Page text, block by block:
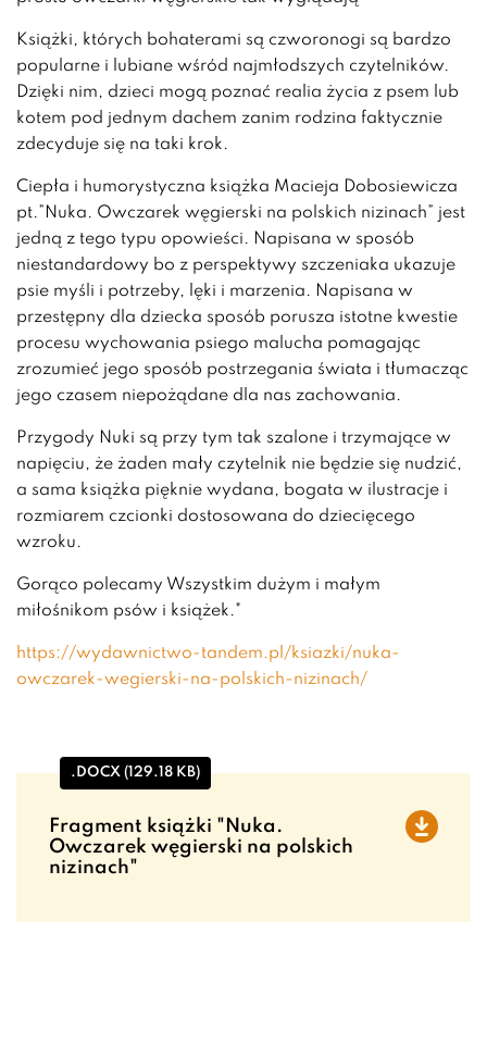
Książki, których bohaterami są czworonogi są bardzo
popularne i lubiane wśród najmłodszych czytelników.
Dzięki nim, dzieci mogą poznać realia życia z psem lub
kotem pod jednym dachem zanim rodzina faktycznie
zdecyduje się na taki krok.
Ciepła i humorystyczna książka Macieja Dobosiewicza
pt.”Nuka. Owczarek węgierski na polskich nizinach” jest
jedną z tego typu opowieści. Napisana w sposób
niestandardowy bo z perspektywy szczeniaka ukazuje
psie myśli i potrzeby, lęki i marzenia. Napisana w
przestępny dla dziecka sposób porusza istotne kwestie
procesu wychowania psiego malucha pomagając
zrozumieć jego sposób postrzegania świata i tłumacząc
jego czasem niepożądane dla nas zachowania.
Przygody Nuki są przy tym tak szalone i trzymające w
napięciu, że żaden mały czytelnik nie będzie się nudzić,
a sama książka pięknie wydana, bogata w ilustracje i
rozmiarem czcionki dostosowana do dziecięcego
wzroku.
Gorąco polecamy Wszystkim dużym i małym
miłośnikom psów i książek."
https://wydawnictwo-tandem.pl/ksiazki/nuka-
owczarek-wegierski-na-polskich-nizinach/
.DOCX (129.18 KB)
Fragment książki "Nuka.
Owczarek węgierski na polskich
nizinach"